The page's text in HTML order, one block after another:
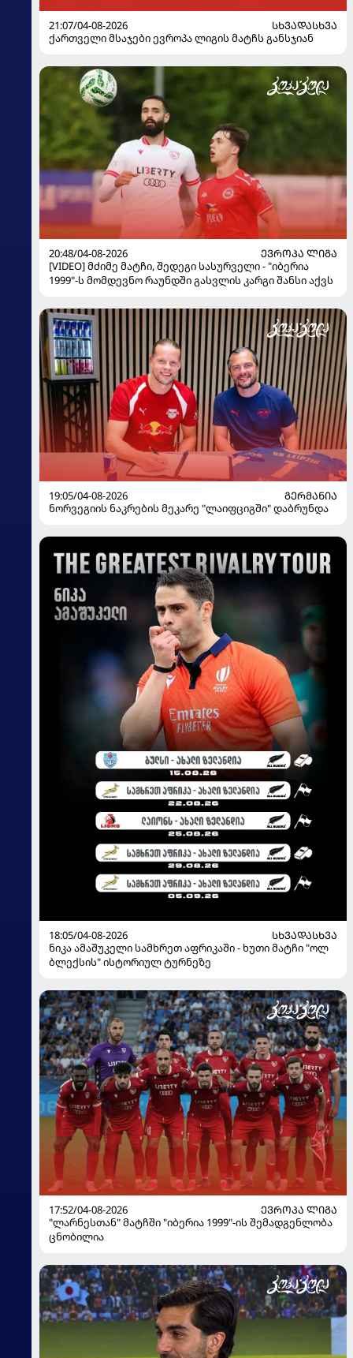
21:07/04-08-2026
ᲡᲮᲕᲐᲓᲐᲡᲮᲕᲐ
ქართველი მსაჯები ევროპა ლიგის მატჩს განსჯიან
20:48/04-08-2026
ᲔᲕᲠᲝᲞᲐ ᲚᲘᲒᲐ
[VIDEO] მძიმე მატჩი, შედეგი სასურველი - "იბერია
1999"-ს მომდევნო რაუნდში გასვლის კარგი შანსი აქვს
19:05/04-08-2026
ᲒᲔᲠᲛᲐᲜᲘᲐ
ნორვეგიის ნაკრების მეკარე "ლაიფციგში" დაბრუნდა
18:05/04-08-2026
ᲡᲮᲕᲐᲓᲐᲡᲮᲕᲐ
ნიკა ამაშუკელი სამხრეთ აფრიკაში - ხუთი მატჩი "ოლ
ბლექსის" ისტორიულ ტურნეზე
17:52/04-08-2026
ᲔᲕᲠᲝᲞᲐ ᲚᲘᲒᲐ
"ლარნესთან" მატჩში "იბერია 1999"-ის შემადგენლობა
ცნობილია